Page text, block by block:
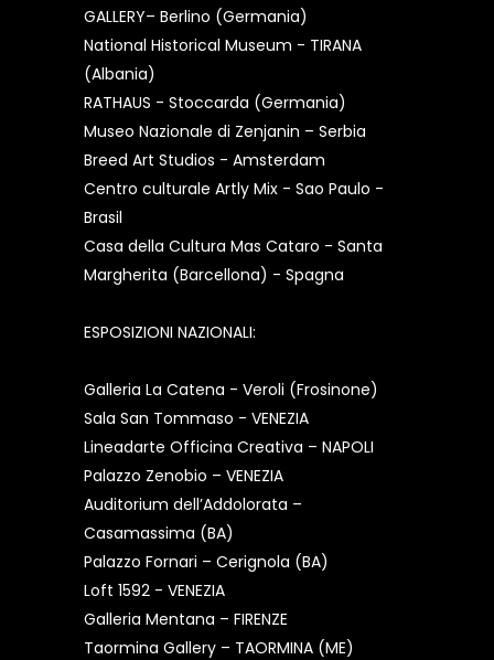
GALLERY– Berlino (Germania)
National Historical Museum - TIRANA
(Albania)
RATHAUS - Stoccarda (Germania)
Museo Nazionale di Zenjanin – Serbia
Breed Art Studios - Amsterdam
Centro culturale Artly Mix - Sao Paulo -
Brasil
Casa della Cultura Mas Cataro - Santa
Margherita (Barcellona) - Spagna
ESPOSIZIONI NAZIONALI:
Galleria La Catena - Veroli (Frosinone)
Sala San Tommaso - VENEZIA
Lineadarte Officina Creativa – NAPOLI
Palazzo Zenobio – VENEZIA
Auditorium dell’Addolorata –
Casamassima (BA)
Palazzo Fornari – Cerignola (BA)
Loft 1592 - VENEZIA
Galleria Mentana – FIRENZE
Taormina Gallery – TAORMINA (ME)